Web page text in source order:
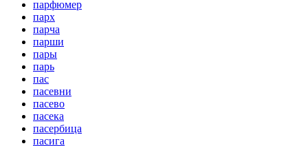
парфюмер
парх
парча
парши
пары
парь
пас
пасевни
пасево
пасека
пасербица
пасига